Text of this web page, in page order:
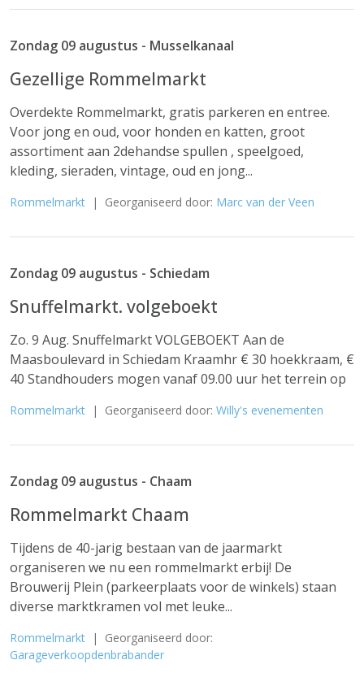
Zondag 09 augustus - Musselkanaal
Gezellige Rommelmarkt
Overdekte Rommelmarkt, gratis parkeren en entree.
Voor jong en oud, voor honden en katten, groot
assortiment aan 2dehandse spullen , speelgoed,
kleding, sieraden, vintage, oud en jong...
Rommelmarkt | Georganiseerd door: Marc van der Veen
Zondag 09 augustus - Schiedam
Snuffelmarkt. volgeboekt
Zo. 9 Aug. Snuffelmarkt VOLGEBOEKT Aan de
Maasboulevard in Schiedam Kraamhr € 30 hoekkraam, €
40 Standhouders mogen vanaf 09.00 uur het terrein op
Rommelmarkt | Georganiseerd door: Willy's evenementen
Zondag 09 augustus - Chaam
Rommelmarkt Chaam
Tijdens de 40-jarig bestaan van de jaarmarkt
organiseren we nu een rommelmarkt erbij! De
Brouwerij Plein (parkeerplaats voor de winkels) staan
diverse marktkramen vol met leuke...
Rommelmarkt | Georganiseerd door:
Garageverkoopdenbrabander